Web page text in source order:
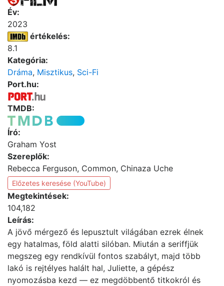
Év:
2023
értékelés:
8.1
Kategória:
Dráma, Misztikus, Sci-Fi
Port.hu:
TMDB:
Író:
Graham Yost
Szereplők:
Rebecca Ferguson, Common, Chinaza Uche
Előzetes keresése (YouTube)
Megtekintések:
104,182
Leírás:
A jövő mérgező és lepusztult világában ezrek élnek
egy hatalmas, föld alatti silóban. Miután a seriffjük
megszeg egy rendkívül fontos szabályt, majd több
lakó is rejtélyes halált hal, Juliette, a gépész
nyomozásba kezd — ez megdöbbentő titkokról és